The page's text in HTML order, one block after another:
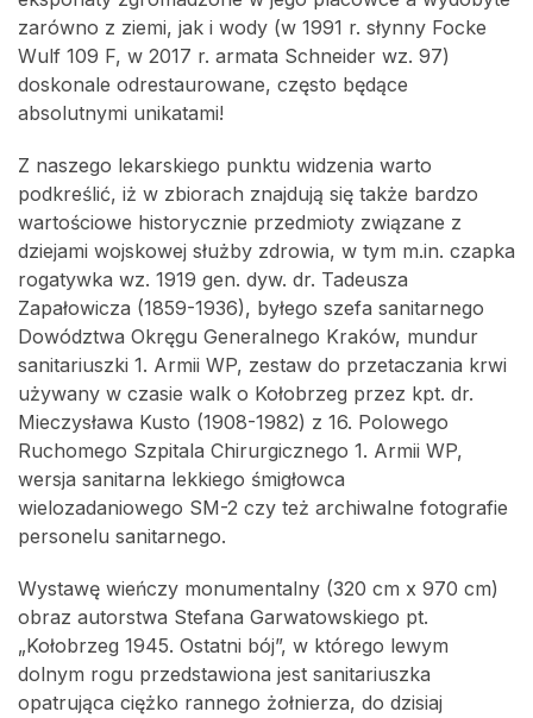
zarówno z ziemi, jak i wody (w 1991 r. słynny Focke
Wulf 109 F, w 2017 r. armata Schneider wz. 97)
doskonale odrestaurowane, często będące
absolutnymi unikatami!
Z naszego lekarskiego punktu widzenia warto
podkreślić, iż w zbiorach znajdują się także bardzo
wartościowe historycznie przedmioty związane z
dziejami wojskowej służby zdrowia, w tym m.in. czapka
rogatywka wz. 1919 gen. dyw. dr. Tadeusza
Zapałowicza (1859-1936), byłego szefa sanitarnego
Dowództwa Okręgu Generalnego Kraków, mundur
sanitariuszki 1. Armii WP, zestaw do przetaczania krwi
używany w czasie walk o Kołobrzeg przez kpt. dr.
Mieczysława Kusto (1908-1982) z 16. Polowego
Ruchomego Szpitala Chirurgicznego 1. Armii WP,
wersja sanitarna lekkiego śmigłowca
wielozadaniowego SM-2 czy też archiwalne fotografie
personelu sanitarnego.
Wystawę wieńczy monumentalny (320 cm x 970 cm)
obraz autorstwa Stefana Garwatowskiego pt.
„Kołobrzeg 1945. Ostatni bój”, w którego lewym
dolnym rogu przedstawiona jest sanitariuszka
opatrująca ciężko rannego żołnierza, do dzisiaj